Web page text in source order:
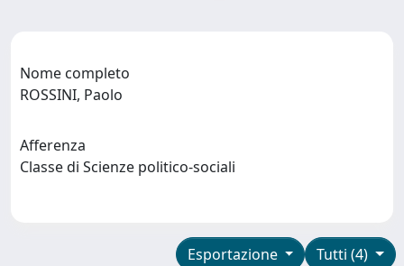
Nome completo
ROSSINI, Paolo
Afferenza
Classe di Scienze politico-sociali
Tutti (4)
Esportazione